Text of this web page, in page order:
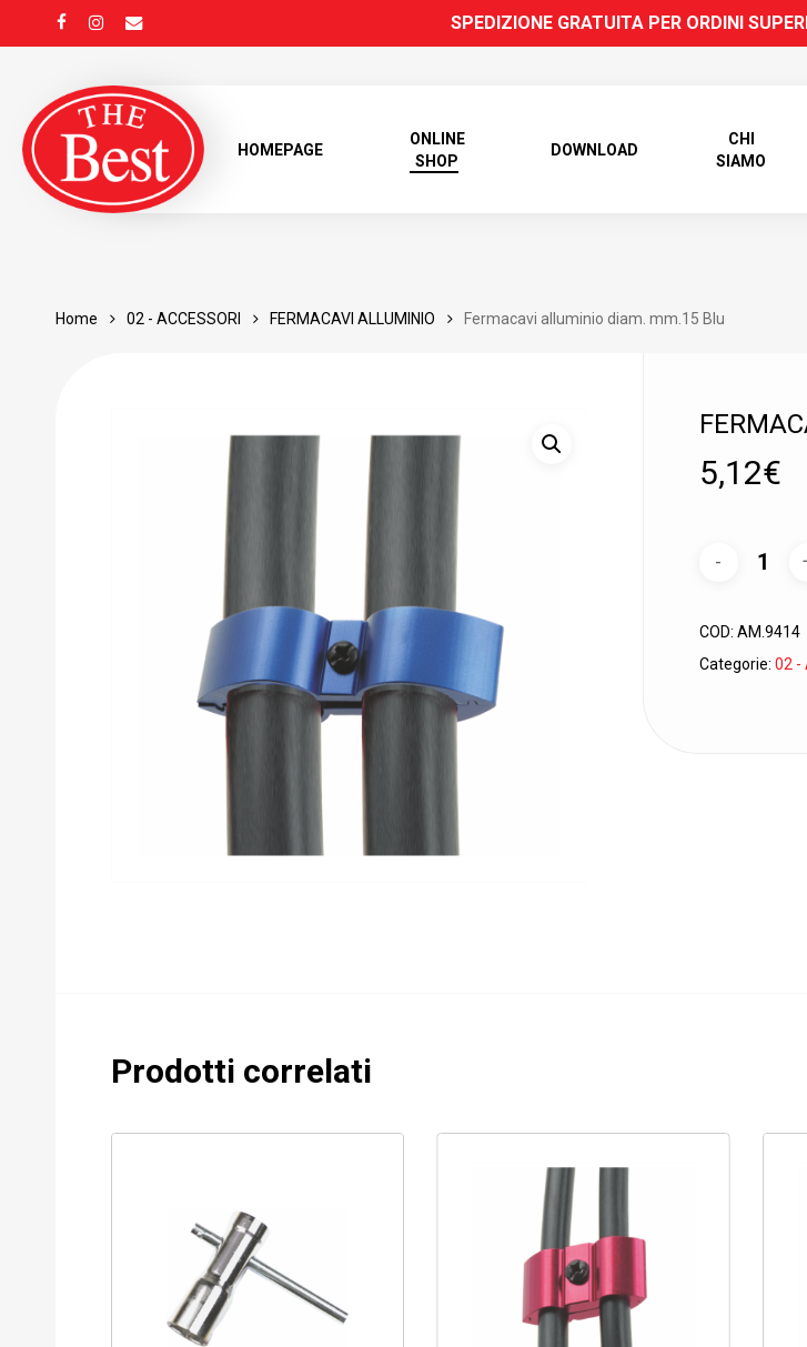
content
FACEBOOKINSTAGRAM
EMAIL SPEDIZIONE GRATUITA PER ORDINI
Hit enter to search or ESC to close
HOMEPAGE
ONLINE
SHOP
DOWNLOAD
CHI
SIAMO
Home 02 - ACCESSORI FERMACAVI ALLUMINIO Fermacavi alluminio diam. mm.15 Blu
5,12€
COD: AM.9414
Categorie: 02 -
Prodotti correlati